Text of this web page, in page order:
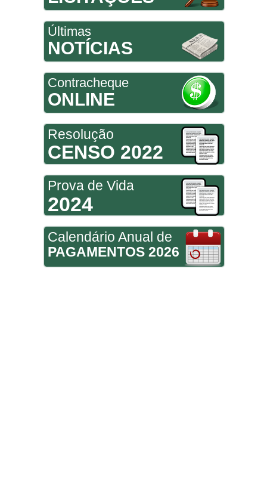
Últimas
NOTÍCIAS
Contracheque
ONLINE
Resolução
CENSO 2022
Prova de Vida
2024
Calendário Anual de
PAGAMENTOS 2026